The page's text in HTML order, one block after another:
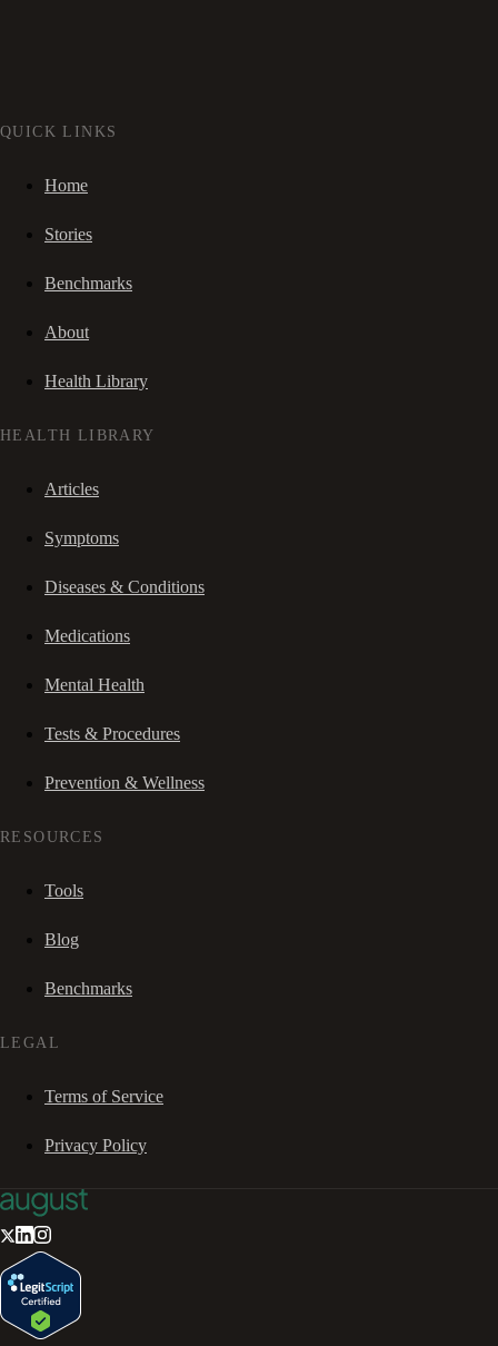
QUICK LINKS
Home
Stories
Benchmarks
About
Health Library
HEALTH LIBRARY
Articles
Symptoms
Diseases & Conditions
Medications
Mental Health
Tests & Procedures
Prevention & Wellness
RESOURCES
Tools
Blog
Benchmarks
LEGAL
Terms of Service
Privacy Policy